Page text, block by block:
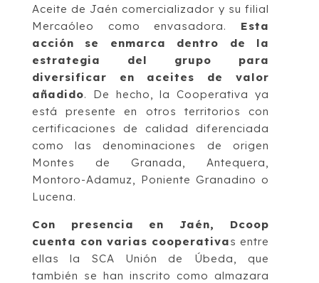
Aceite de Jaén comercializador y su filial
Mercaóleo como envasadora. Esta
acción se enmarca dentro de la
estrategia del grupo para
diversificar en aceites de valor
añadido. De hecho, la Cooperativa ya
está presente en otros territorios con
certificaciones de calidad diferenciada
como las denominaciones de origen
Montes de Granada, Antequera,
Montoro-Adamuz, Poniente Granadino o
Lucena.
Con presencia en Jaén, Dcoop
cuenta con varias cooperativas entre
ellas la SCA Unión de Úbeda, que
también se han inscrito como almazara